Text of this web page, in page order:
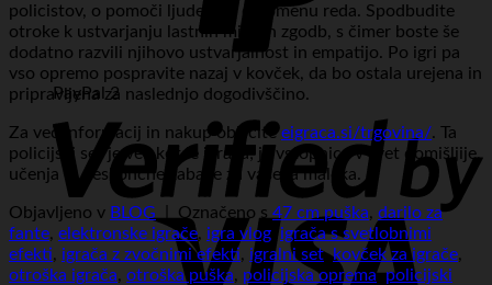
PayPal 2
policistov, o pomoči ljudem in o pomenu reda. Spodbudite
otroke k ustvarjanju lastnih misij in zgodb, s čimer boste še
dodatno razvili njihovo ustvarjalnost in empatijo. Po igri pa
vso opremo pospravite nazaj v kovček, da bo ostala urejena in
pripravljena za naslednjo dogodivščino.
Za več informacij in nakup obiščiteeigraca.si/trgovina/. Ta
policijski set je več kot le igrača; je vstopnica v svet domišljije,
učenja in neskončne zabave za vašega malčka.
Objavljeno v BLOG Označeno s 47 cm puška, darilo za
fante, elektronske igrače, igra vlog ,igrača s svetlobnimi
efekti, igrača z zvočnimi efekti, igralni set,kovček za igrače,
otroška igrača, otroška puška, policijska oprema,policijski